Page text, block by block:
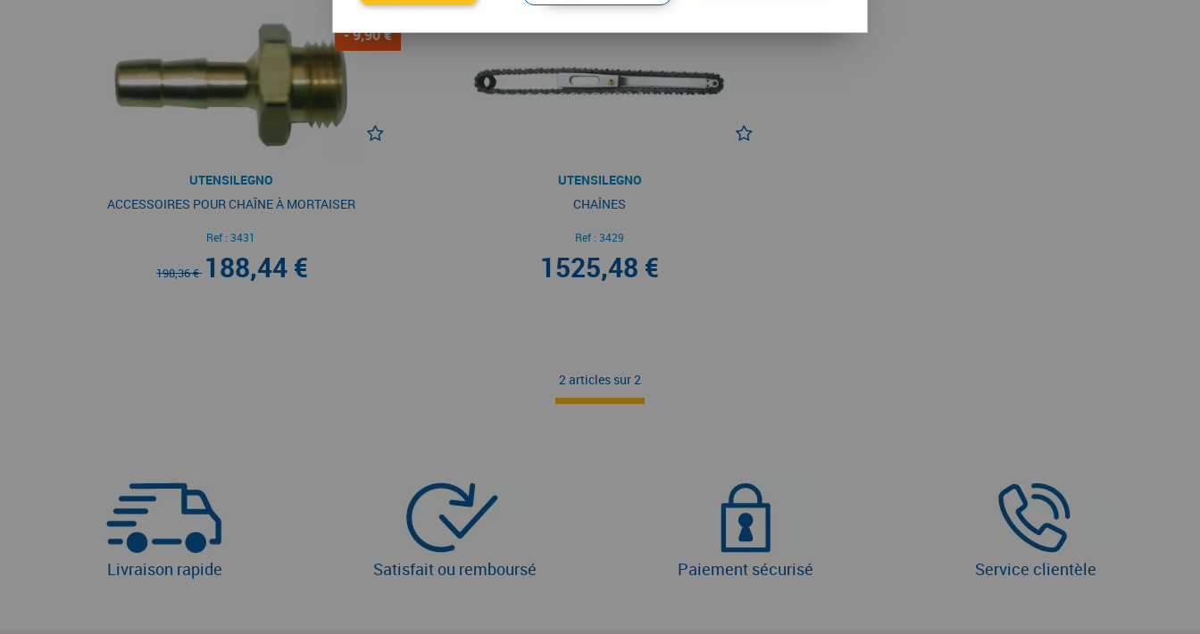
- 9,90 €
UTENSILEGNO
ACCESSOIRES POUR CHAÎNE À MORTAISER
Ref :3431
198,36 € 188,44 €
UTENSILEGNO
CHAÎNES
Ref :3429
1525,48 €
2 articles sur2
Livraison rapide Satisfait ou remboursé Paiement sécurisé Service clientèle